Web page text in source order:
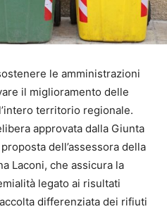
le amministrazioni
il miglioramento delle
territorio regionale.
approvata dalla Giunta
dell’assessora della
Laconi, che assicura la
legato ai risultati
differenziata dei rifiuti